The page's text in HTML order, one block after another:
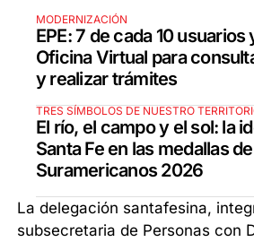
MODERNIZACIÓN
EPE: 7 de cada 10 usuarios
Oficina Virtual para
y realizar trámites
TRES SÍMBOLOS DE NUESTRO
El río, el campo y el sol: la
Santa Fe en las medallas
Suramericanos 2026
La delegación santafesina,
subsecretaria de Personas con